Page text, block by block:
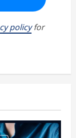
policyfor